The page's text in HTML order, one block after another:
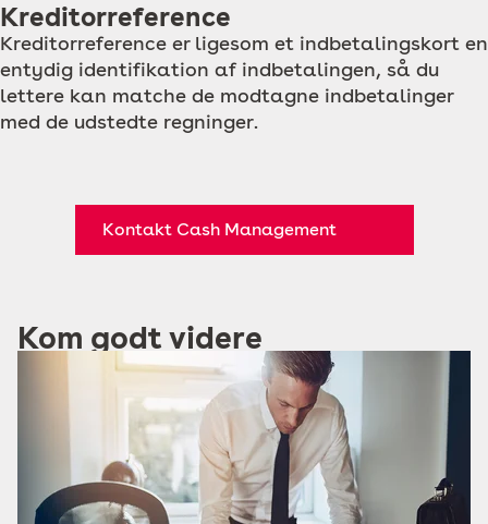
Kreditorreference
Kreditorreference er ligesom et indbetalingskort en
entydig identifikation af indbetalingen, så du
lettere kan matche de modtagne indbetalinger
med de udstedte regninger.
Kontakt Cash Management
Kom godt videre